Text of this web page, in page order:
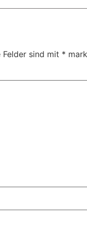
sind mit *